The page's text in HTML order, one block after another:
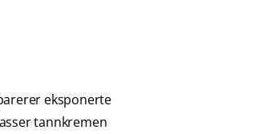
eksponerte
tannkremen